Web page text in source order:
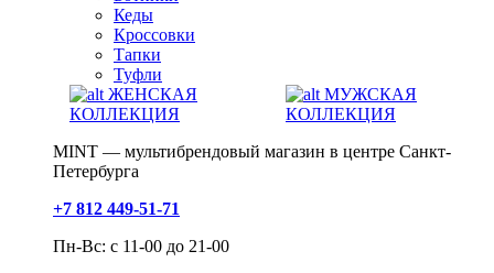
Кеды
Кроссовки
Тапки
Туфли
ЖЕНСКАЯ
КОЛЛЕКЦИЯ
МУЖСКАЯ
КОЛЛЕКЦИЯ
MINT — мультибрендовый магазин в центре Санкт-
Петербурга
+7 812 449-51-71
Пн-Вс: с 11-00 до 21-00